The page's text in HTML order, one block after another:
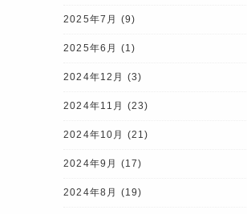
2025年7月 (9)
2025年6月 (1)
2024年12月 (3)
2024年11月 (23)
2024年10月 (21)
2024年9月 (17)
2024年8月 (19)